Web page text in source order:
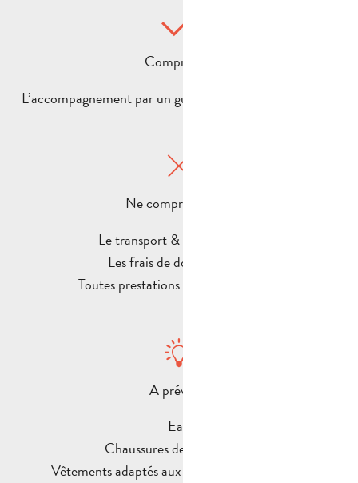
Comprend :
L’accompagnement par un guide de l’Office de tourisme
Ne comprend pas :
Le transport & les assurances
Les frais de dossier (20€)
Toutes prestations non mentionnées
A prévoir :
Eau
Chaussures de randonnées
Vêtements adaptés aux exigences de la météo